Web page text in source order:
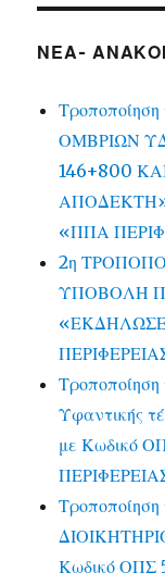
ΝΕΑ-
ΟΜΒΡΙΩΝ
146+800
ΑΠΟΔΕΚΤΗ»
«ΠΠΑ
2η
ΥΠΟΒΟΛΗ
Υφαντικής
με Κωδικό
Κωδικό ΟΠΣ